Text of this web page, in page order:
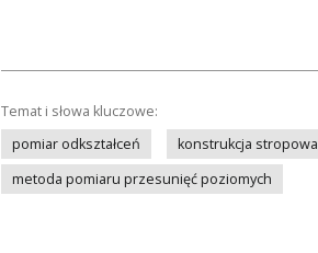
Temat i słowa kluczowe:
pomiar odkształceń
konstrukcja stropowa
metoda pomiaru przesunięć poziomych